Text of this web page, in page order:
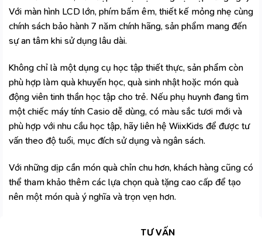
Với màn hình LCD lớn, phím bấm êm, thiết kế mỏng nhẹ cùng
chính sách bảo hành 7 năm chính hãng, sản phẩm mang đến
sự an tâm khi sử dụng lâu dài.
Không chỉ là một dụng cụ học tập thiết thực, sản phẩm còn
phù hợp làm quà khuyến học, quà sinh nhật hoặc món quà
động viên tinh thần học tập cho trẻ. Nếu phụ huynh đang tìm
một chiếc máy tính Casio dễ dùng, có màu sắc tươi mới và
phù hợp với nhu cầu học tập, hãy liên hệ WiixKids để được tư
vấn theo độ tuổi, mục đích sử dụng và ngân sách.
Với những dịp cần món quà chỉn chu hơn, khách hàng cũng có
thể tham khảo thêm các lựa chọnquà tặng cao cấpđể tạo
nên một món quà ý nghĩa và trọn vẹn hơn.
TƯ VẤN